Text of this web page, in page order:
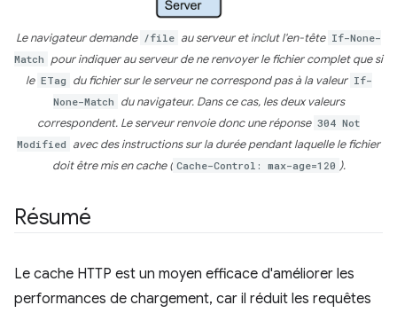
Le navigateur demande /file au serveur et inclut l'en-tête If-None-
Match pour indiquer au serveur de ne renvoyer le fichier complet que si
le ETag du fichier sur le serveur ne correspond pas à la valeur If-
None-Match du navigateur. Dans ce cas, les deux valeurs
correspondent. Le serveur renvoie donc une réponse 304 Not
Modified avec des instructions sur la durée pendant laquelle le fichier
doit être mis en cache ( Cache-Control: max-age=120 ).
Résumé
Le cache HTTP est un moyen efficace d'améliorer les
performances de chargement, car il réduit les requêtes